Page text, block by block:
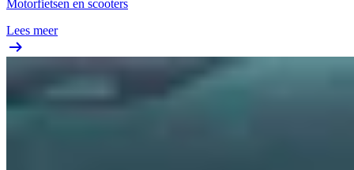
Motorfietsen en scooters
Lees meer